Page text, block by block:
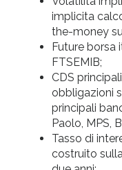
implicita
the-money
Future borsa
FTSEMIB;
CDS
obbligazioni
principali
Paolo, MPS,
Tasso di
costruito